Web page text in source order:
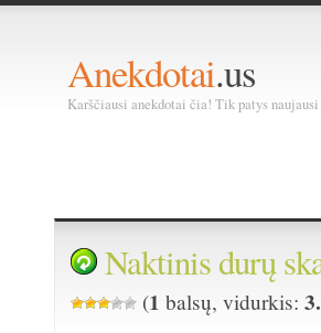
Anekdotai.us
Karščiausi anekdotai čia! Tik patys
Naktinis durų
(1 balsų, vidurkis: